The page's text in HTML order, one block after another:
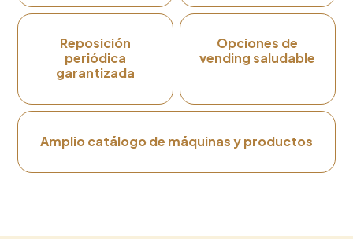
Reposición
periódica
garantizada
Opciones de
vending saludable
Amplio catálogo de máquinas y productos